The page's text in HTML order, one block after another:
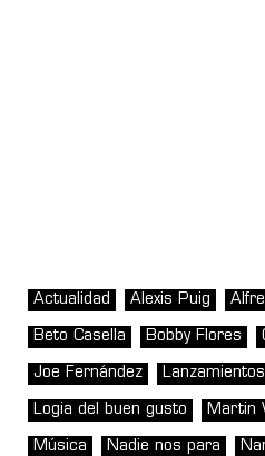
Actualidad Alexis Puig
Beto Casella Bobby Flores
Joe Fernández Lanzamientos
Logia del buen gusto Martin
Música Nadie nos para